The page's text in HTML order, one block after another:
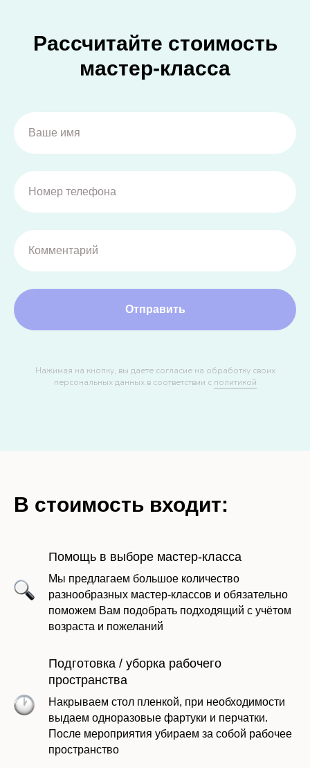
Рассчитайте стоимость
мастер-класса
Отправить
Нажимая на кнопку, вы даете согласие на обработку своих
персональных данных в соответствии с политикой
В стоимость входит:
Помощь в выборе мастер-класса
Мы предлагаем большое количество
разнообразных мастер-классов и обязательно
поможем Вам подобрать подходящий с учётом
возраста и пожеланий
Подготовка / уборка рабочего
пространства
Накрываем стол пленкой, при необходимости
выдаем одноразовые фартуки и перчатки.
После мероприятия убираем за собой рабочее
пространство
Оставить заявку